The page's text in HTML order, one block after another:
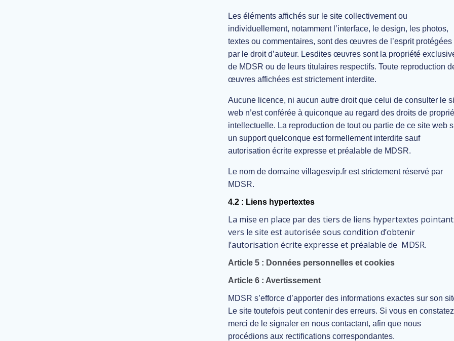
Les éléments affichés sur le site collectivement ou
individuellement, notamment l’interface, le design, les photos,
textes ou commentaires, sont des œuvres de l’esprit protégées
par le droit d’auteur. Lesdites œuvres sont la propriété
de MDSR ou de leurs titulaires respectifs. Toute reproduction
œuvres affichées est strictement interdite.
Aucune licence, ni aucun autre droit que celui de consulter le
web n’est conférée à quiconque au regard des droits de
intellectuelle. La reproduction de tout ou partie de ce site web
un support quelconque est formellement interdite sauf
autorisation écrite expresse et préalable de MDSR.
Le nom de domaine villagesvip.fr est strictement réservé par
MDSR.
4.2 : Liens hypertextes
La mise en place par des tiers de liens hypertextes pointant
vers le site est autorisée sous condition d’obtenir
l’autorisation écrite expresse et préalable de MDSR.
Article 5 : Données personnelles et cookies
Article 6 : Avertissement
MDSR s’efforce d’apporter des informations exactes sur son
Le site toutefois peut contenir des erreurs. Si vous en
merci de le signaler en nous contactant, afin que nous
procédions aux rectifications correspondantes.